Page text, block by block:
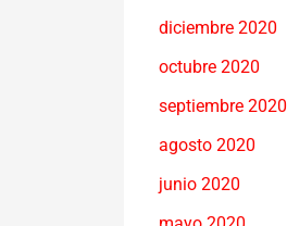
diciembre 2020
octubre 2020
septiembre 2020
agosto 2020
junio 2020